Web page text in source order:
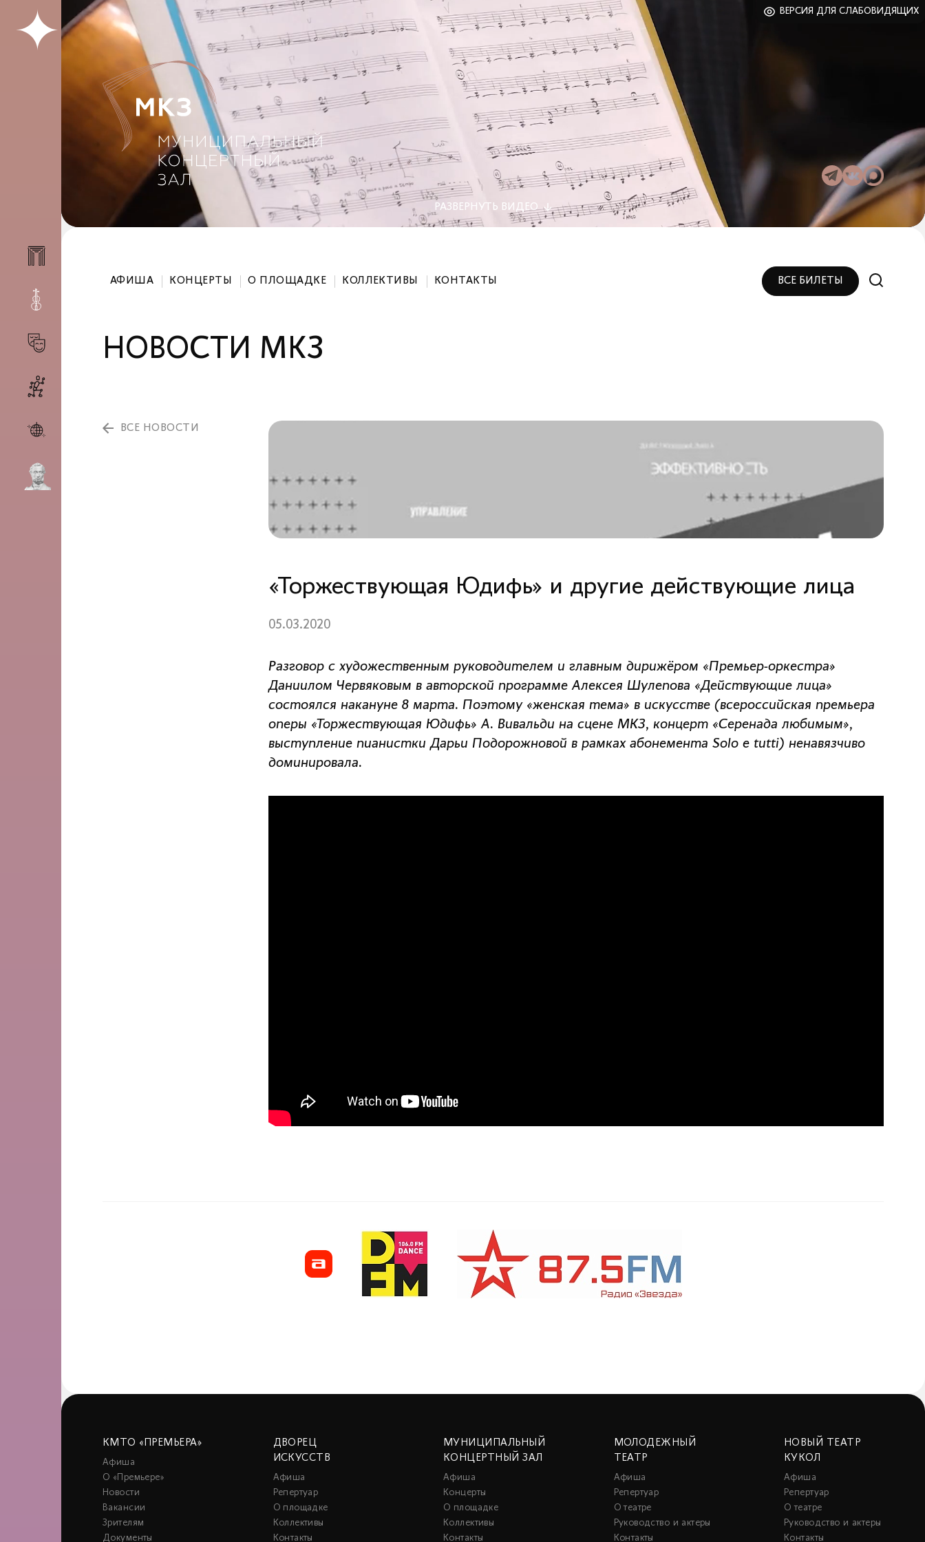
ВЕРСИЯ ДЛЯ СЛАБОВИДЯЩИХ
РАЗВЕРНУТЬ ВИДЕО
АФИША КОНЦЕРТЫ О ПЛОЩАДКЕ КОЛЛЕКТИВЫ КОНТАКТЫ ВСЕ БИЛЕТЫ
НОВОСТИ МКЗ
ВСЕ НОВОСТИ
«Торжествующая Юдифь» и другие действующие лица
05.03.2020
Разговор с художественным руководителем и главным дирижёром «Премьер-оркестра»
Даниилом Червяковым в авторской программе Алексея Шулепова «Действующие лица»
состоялся накануне 8 марта. Поэтому «женская тема» в искусстве (всероссийская премьера
оперы «Торжествующая Юдифь» А. Вивальди на сцене МКЗ, концерт «Серенада любимым»,
выступление пианистки Дарьи Подорожновой в рамках абонемента Solo e tutti) ненавязчиво
доминировала.
КМТО «ПРЕМЬЕРА»
Афиша
О «Премьере»
Новости
Вакансии
Зрителям
Документы
ДВОРЕЦ
ИСКУССТВ
Афиша
Репертуар
О площадке
Коллективы
Контакты
МУНИЦИПАЛЬНЫЙ
КОНЦЕРТНЫЙ ЗАЛ
Афиша
Концерты
О площадке
Коллективы
Контакты
МОЛОДЕЖНЫЙ
ТЕАТР
Афиша
Репертуар
О театре
Руководство и актеры
Контакты
НОВЫЙ ТЕАТР
КУКОЛ
Афиша
Репертуар
О театре
Руководство и актеры
Контакты